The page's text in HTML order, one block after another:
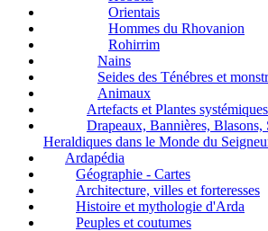
Orientais
Hommes du Rhovanion
Rohirrim
Nains
Seides des Ténébres et
Animaux
Artefacts et Plantes
Drapeaux, Bannières, Blasons,
Heraldiques dans le Monde du
Ardapédia
Géographie - Cartes
Architecture, villes et forteresses
Histoire et mythologie d'Arda
Peuples et coutumes